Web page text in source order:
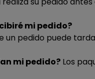
mi pedido?
un pedido puede
mi pedido? Los